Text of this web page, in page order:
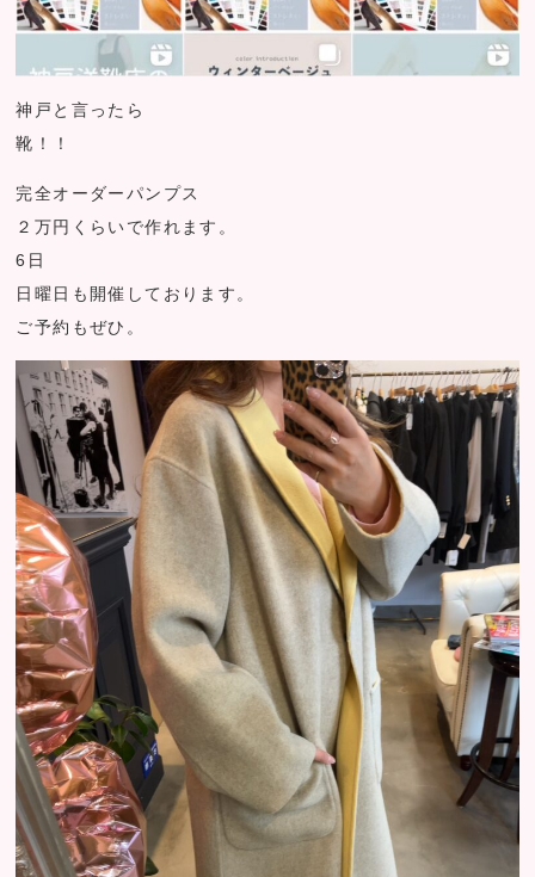
神戸と言ったら
靴！！
完全オーダーパンプス
２万円くらいで作れます。
6日
日曜日も開催しております。
ご予約もぜひ。